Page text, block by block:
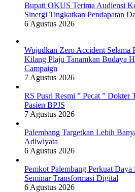
Bupati OKUS Terima Audiensi
Sinergi Tingkatkan Pendapatan
6 Agustus 2026
Wujudkan Zero Accident Selama
Kilang Plaju Tanamkan Budaya
Campaign
7 Agustus 2026
RS Pusri Resmi ” Pecat ” Dokter
Pasien BPJS
7 Agustus 2026
Palembang Targetkan Lebih
Adiwiyata
6 Agustus 2026
Pemkot Palembang Perkuat
Seminar Transformasi Digital
6 Agustus 2026